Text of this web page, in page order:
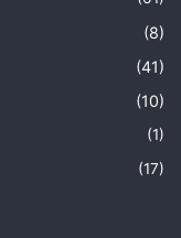
(8)
(41)
(10)
(1)
(17)